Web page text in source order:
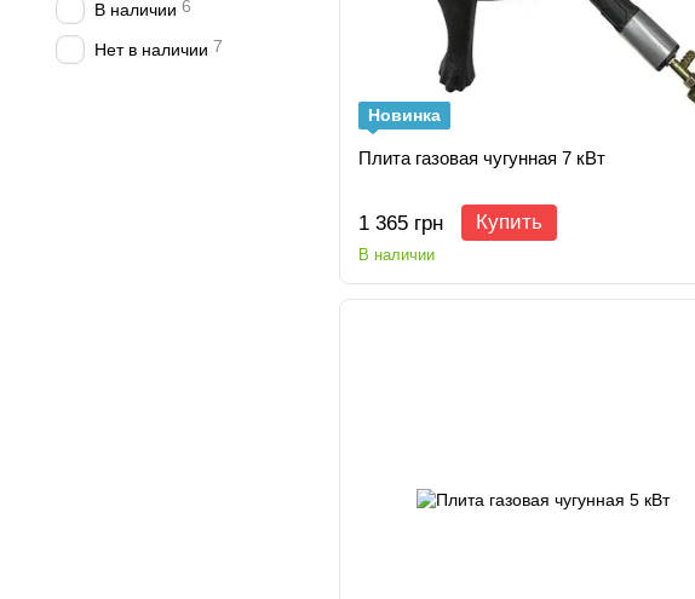
Новинка
Плита газовая чугунная 7 кВт
1 365 грн Купить
В наличии
В наличии 6
Нет в наличии 7